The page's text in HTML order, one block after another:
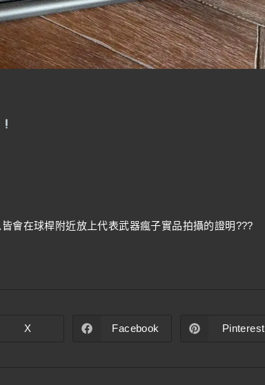
會在球桿附近放上代表武器瘋子實品拍攝的證明???
X Facebook Pinterest